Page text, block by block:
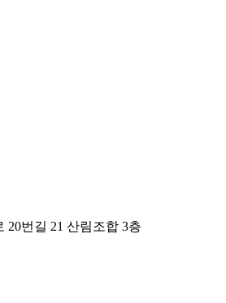
20번길 21 산림조합 3층